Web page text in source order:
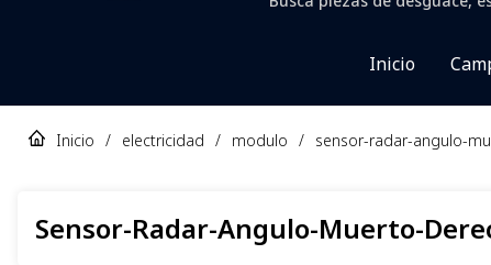
Inicio
Inicio / electricidad / modulo / sensor-radar-angulo-
Sensor-Radar-Angulo-Muerto-